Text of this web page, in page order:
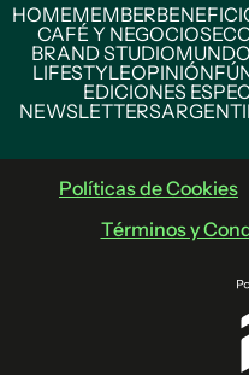
HOMEMEMBER
CAFÉ Y NEGOCIOS
BRAND STUDIOMUNDO
LIFESTYLEOPINIÓN
EDICIONES
NEWSLETTERS
Políticas de Cookies
Términos y